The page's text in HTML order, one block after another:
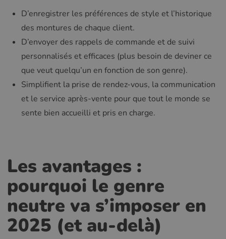
D’enregistrer les préférences de style et l’historique
des montures de chaque client.
D’envoyer des rappels de commande et de suivi
personnalisés et efficaces (plus besoin de deviner ce
que veut quelqu’un en fonction de son genre).
Simplifient la prise de rendez-vous, la communication
et le service après-vente pour que tout le monde se
sente bien accueilli et pris en charge.
Les avantages :
pourquoi le genre
neutre va s’imposer en
2025 (et au-delà)